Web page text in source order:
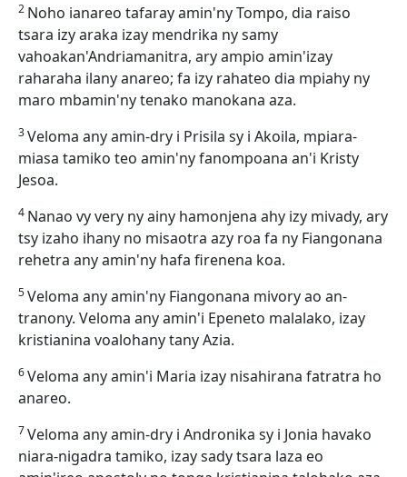
2 Noho ianareo tafaray amin'ny Tompo, dia raiso
tsara izy araka izay mendrika ny samy
vahoakan'Andriamanitra, ary ampio amin'izay
raharaha ilany anareo; fa izy rahateo dia mpiahy ny
maro mbamin'ny tenako manokana aza.
3Veloma any amin-dry i Prisila sy i Akoila, mpiara-
miasa tamiko teo amin'ny fanompoana an'i Kristy
Jesoa.
4 Nanao vy very ny ainy hamonjena ahy izy mivady, ary
tsy izaho ihany no misaotra azy roa fa ny Fiangonana
rehetra any amin'ny hafa firenena koa.
5Veloma any amin'ny Fiangonana mivory ao an-
tranony. Veloma any amin'i Epeneto malalako, izay
kristianina voalohany tany Azia.
6Veloma any amin'i Maria izay nisahirana fatratra ho
anareo.
7Veloma any amin-dry i Andronika sy i Jonia havako
niara-nigadra tamiko, izay sady tsara laza eo